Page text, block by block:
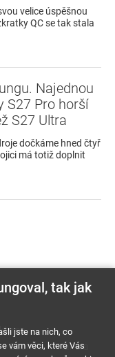
velice úspěšnou
QC se tak stala
Najednou
S27 Pro horší
S27 Ultra
dočkáme hned čtyř
má totiž doplnit
Cookies Kariéra
tak jak
jste na nich, co
vám věci, které Vás